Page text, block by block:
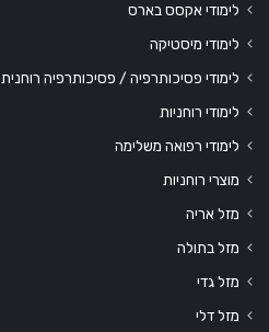
לימודי אקסס בארס
לימודי מיסטיקה
לימודי פסיכותרפיה / פסיכותרפיה רוחנית
לימודי רוחניות
לימודי רפואה משלימה
מוצרי רוחניות
מזל אריה
מזל בתולה
מזל גדי
מזל דלי